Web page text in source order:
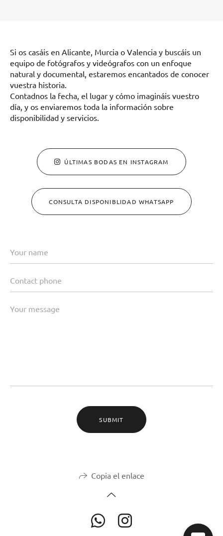
Si os casáis en Alicante, Murcia o Valencia y buscáis un
equipo de fotógrafos y videógrafos con un enfoque
natural y documental, estaremos encantados de conocer
vuestra historia.
Contadnos la fecha, el lugar y cómo imagináis vuestro
día, y os enviaremos toda la información sobre
disponibilidad y servicios.
ÚLTIMAS BODAS EN INSTAGRAM
CONSULTA DISPONIBLIDAD WHATSAPP
SUBMIT
Copia el enlace